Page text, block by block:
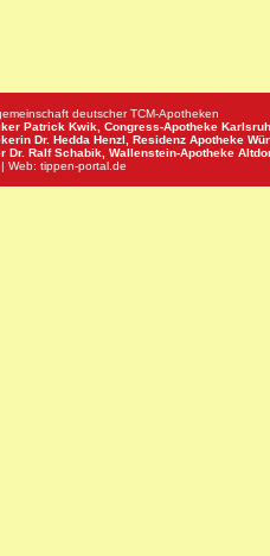
deutscher TCM-Apotheken
Patrick Kwik, Congress-Apotheke
Dr. Hedda Henzl, Residenz Apotheke
Dr. Ralf Schabik, Wallenstein-Apotheke
| Web: tippen-portal.de